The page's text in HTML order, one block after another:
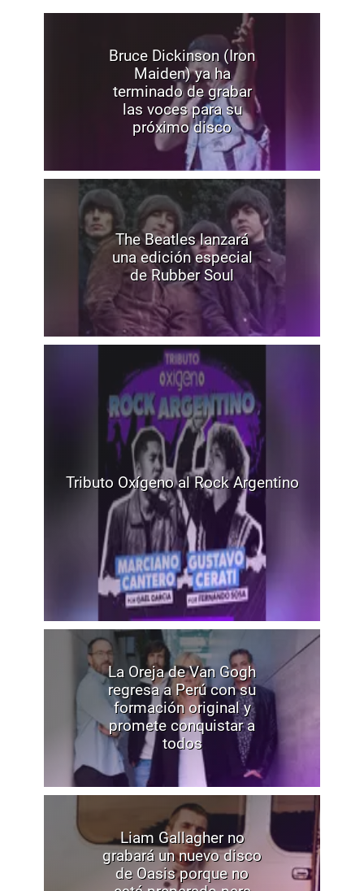
Bruce Dickinson (Iron
Maiden) ya ha
terminado de grabar
las voces para su
próximo disco
The Beatles lanzará
una edición especial
de Rubber Soul
Tributo Oxígeno al Rock Argentino
La Oreja de Van Gogh
regresa a Perú con su
formación original y
promete conquistar a
todos
Liam Gallagher no
grabará un nuevo disco
de Oasis porque no